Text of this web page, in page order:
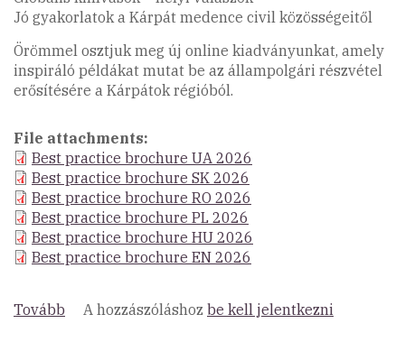
Jó gyakorlatok a Kárpát medence civil közösségeitől
Örömmel osztjuk meg új online kiadványunkat, amely
inspiráló példákat mutat be az állampolgári részvétel
erősítésére a Kárpátok régióból.
File attachments
Best practice brochure UA 2026
Best practice brochure SK 2026
Best practice brochure RO 2026
Best practice brochure PL 2026
Best practice brochure HU 2026
Best practice brochure EN 2026
Tovább (Globális
A hozzászóláshoz be kell jelentkezni